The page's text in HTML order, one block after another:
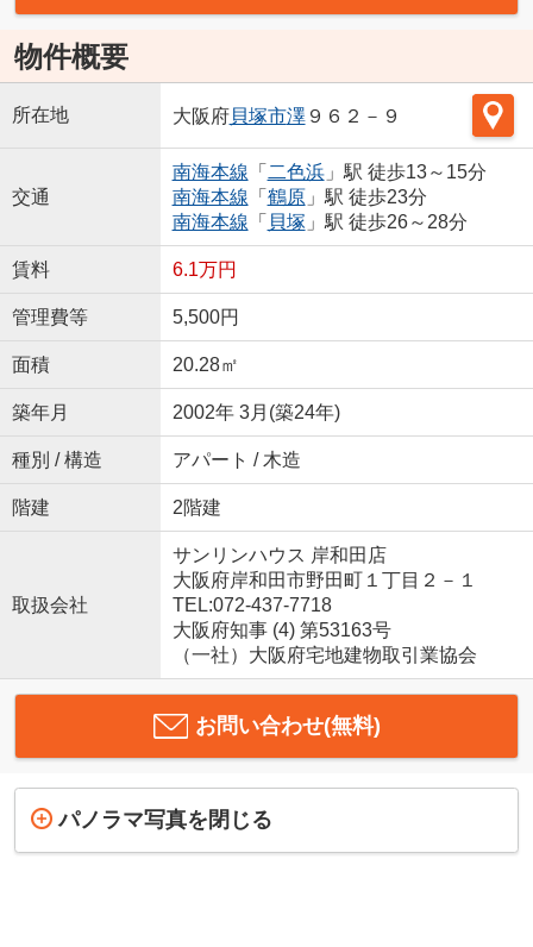
物件概要
所在地 大阪府貝塚市澤９６２－９
交通
南海本線 「 二色浜」駅 徒歩13～15分
南海本線 「 鶴原」駅 徒歩23分
南海本線 「 貝塚 」駅 徒歩26～28分
賃料 6.1万円
管理費等 5,500円
面積 20.28㎡
築年月 2002年 3月(築24年)
種別 / 構造 アパート / 木造
階建 2階建
取扱会社
サンリンハウス 岸和田店
大阪府岸和田市野田町１丁目２－１
TEL:072-437-7718
大阪府知事 (4) 第53163号
（一社）大阪府宅地建物取引業協会
お問い合わせ(無料)
パノラマ写真を閉じる